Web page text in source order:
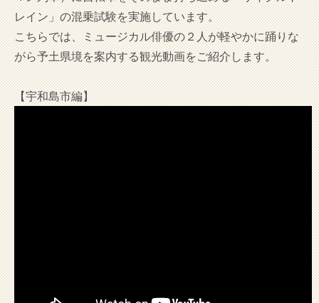
レイン」の混乗試験を実施しています。
こちらでは、ミュージカル俳優の２人が軽やかに踊りな
がら予土県境を案内する観光動画をご紹介します。
【宇和島市編】